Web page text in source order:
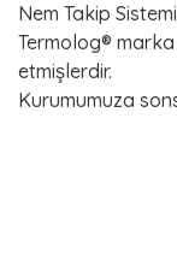
Nem Takip
Termolog® marka
etmişlerdir.
Kurumumuza